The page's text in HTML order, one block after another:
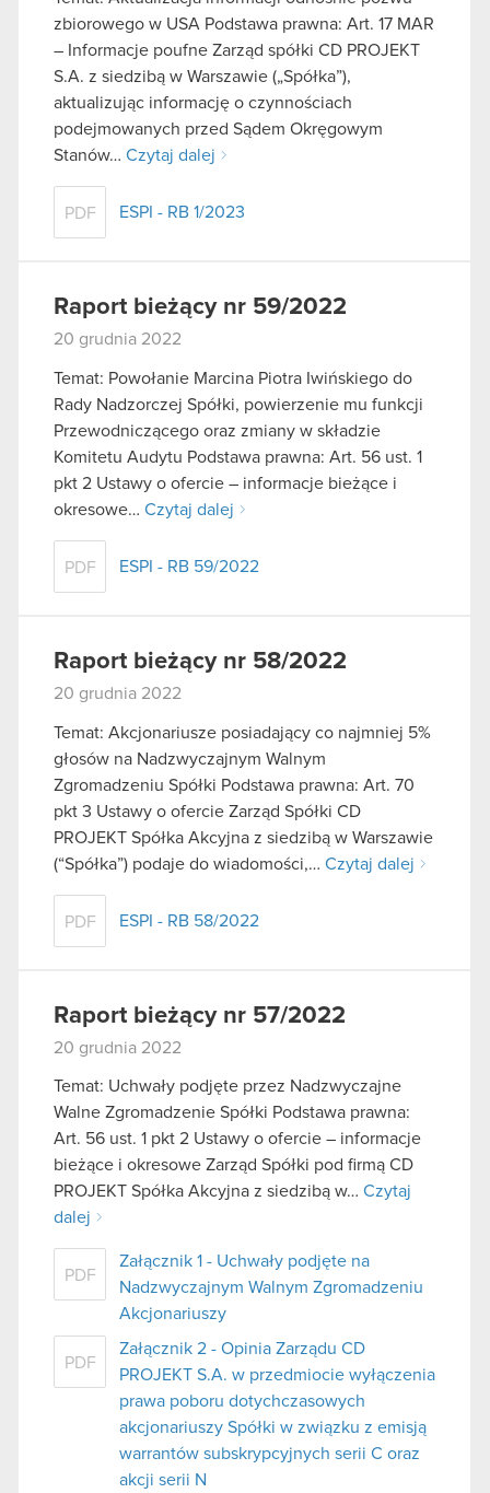
zbiorowego w USA Podstawa prawna: Art. 17 MAR
– Informacje poufne Zarząd spółki CD PROJEKT
S.A. z siedzibą w Warszawie („Spółka”),
aktualizując informację o czynnościach
podejmowanych przed Sądem Okręgowym
Stanów… Czytaj dalej
PDF ESPI - RB 1/2023
Raport bieżący nr 59/2022
20 grudnia 2022
Temat: Powołanie Marcina Piotra Iwińskiego do
Rady Nadzorczej Spółki, powierzenie mu funkcji
Przewodniczącego oraz zmiany w składzie
Komitetu Audytu Podstawa prawna: Art. 56 ust. 1
pkt 2 Ustawy o ofercie – informacje bieżące i
okresowe… Czytaj dalej
PDF ESPI - RB 59/2022
Raport bieżący nr 58/2022
20 grudnia 2022
Temat: Akcjonariusze posiadający co najmniej 5%
głosów na Nadzwyczajnym Walnym
Zgromadzeniu Spółki Podstawa prawna: Art. 70
pkt 3 Ustawy o ofercie Zarząd Spółki CD
PROJEKT Spółka Akcyjna z siedzibą w Warszawie
(“Spółka”) podaje do wiadomości,… Czytaj dalej
PDF ESPI - RB 58/2022
Raport bieżący nr 57/2022
20 grudnia 2022
Temat: Uchwały podjęte przez Nadzwyczajne
Walne Zgromadzenie Spółki Podstawa prawna:
Art. 56 ust. 1 pkt 2 Ustawy o ofercie – informacje
bieżące i okresowe Zarząd Spółki pod firmą CD
PROJEKT Spółka Akcyjna z siedzibą w… Czytaj
dalej
PDF
Załącznik 1 - Uchwały podjęte na
Nadzwyczajnym Walnym Zgromadzeniu
Akcjonariuszy
PDF
Załącznik 2 - Opinia Zarządu CD
PROJEKT S.A. w przedmiocie wyłączenia
prawa poboru dotychczasowych
akcjonariuszy Spółki w związku z emisją
warrantów subskrypcyjnych serii C oraz
akcji serii N